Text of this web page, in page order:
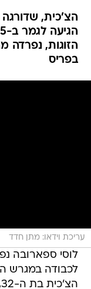
הצ'כית,
הזוגות, נפרדה
בפריס
עריכת וידאו: מתן חדד
לוסי ספארובה
לכבודה במגרש